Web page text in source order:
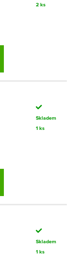
2 ks
Skladem
1 ks
Skladem
1 ks